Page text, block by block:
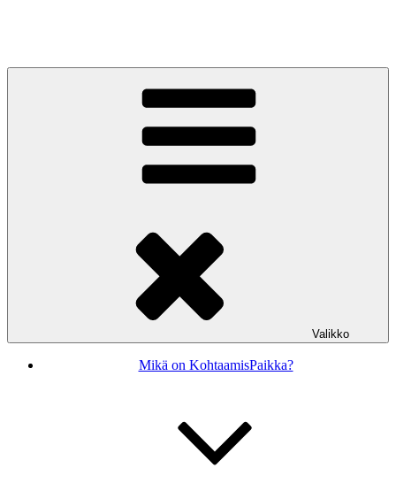
Valikko
Mikä on KohtaamisPaikka?